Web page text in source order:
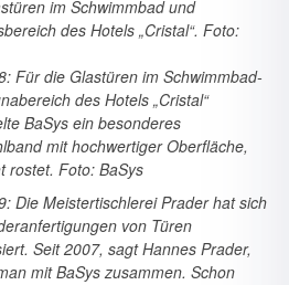
im Schwimmbad und
des Hotels „Cristal“. Foto:
Für die Glastüren im Schwimmbad-
des Hotels „Cristal“
BaSys ein besonderes
mit hochwertiger Oberfläche,
rostet. Foto: BaSys
Die Meistertischlerei Prader hat sich
von Türen
Seit 2007, sagt Hannes Prader,
mit BaSys zusammen. Schon